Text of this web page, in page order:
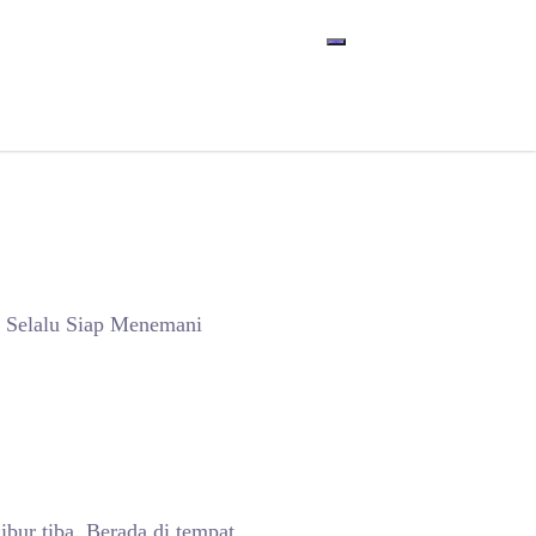
Siap Menemani
tiba. Berada di tempat